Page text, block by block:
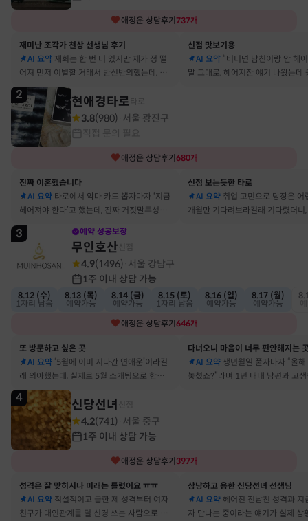
애정운 상담후기 737개
재미난 조각가 천상 선생님 후기
AI 요약 재회는 한 번 더 있지만 제가 정 떨
어져 먼저 이별할 거래서 반신반의했는데, 정
말 재회 후 제가 먼저 헤어지자고 했어요
신점 맛보기용
AI 요약 “버티면 남친이랑 안 헤
말 그대로, 헤어지잔 얘기 나왔는데
2 현애경타로
3.8(980) 서울 광진구
애정운 상담후기 680개
진짜 이혼했습니다
AI 요약 타로에서 악마 카드 뽑자마자 ‘지금
헤어져야 한다’고 했는데, 진짜 거짓말투성이
결혼 생활 끝에 이혼 숙고 중이에요
신점 보는듯한 타로
AI 요약 취업 고민으로 당장은 어
개월만 기다려보라길래 기다렸더니
3 예약 성공보장
무인호산
4.9(1496) 서울 강남구
1주 이내 상담 가능
8.12 (수)
1자리 남음
8.13 (목)
예약가능
8.14 (금)
예약가능
8.15 (토)
1자리 남음
8.16 (일)
예약가능
8.17 (월)
예약가능
애정운 상담후기 646개
또 방문하고 싶은 곳
AI 요약 ‘5월에 이미 지나간 연애운’이라길
래 의아했는데, 실제로 5월 소개팅으로 한참
고민했던 사람이 있었어요
다녀오니 마음이 너무 편안해지는
AI 요약 생년월일 풀자마자 “올
놓쳤죠?”라며 1년 내내 남편과 고
4 신당선녀
4.2(741) 서울 중구
1주 이내 상담 가능
애정운 상담후기 397개
성격은 잘 맞히시나 미래는 틀렸어요 ㅠㅠ
AI 요약 직설적이고 급한 제 성격부터 여자
친구가 대인관계를 덜 신경 쓰는 사람으로 바
상냥하고 용한 신당선녀 선생님
AI 요약 헤어진 전남친 성격과 지
자 만나는 중이라는 얘기가 실제 상